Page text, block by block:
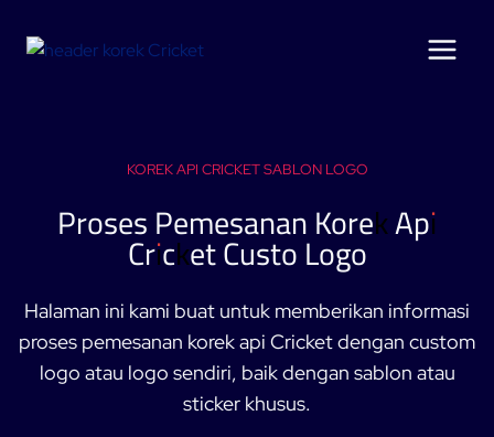
KOREK API CRICKET SABLON LOGO
Proses Pemesanan Korek Api
Cricket Custo Logo
Halaman ini kami buat untuk memberikan informasi
proses pemesanan korek api Cricket dengan custom
logo atau logo sendiri, baik dengan sablon atau
sticker khusus.